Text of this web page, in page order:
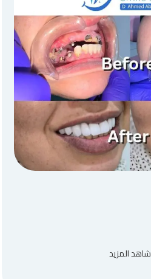
شاهد المزيد